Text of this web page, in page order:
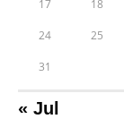
17 18
24 25
31
« Jul